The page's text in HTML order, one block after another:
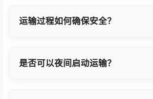
货物特性推荐最优方案。
运输过程如何确保安全？
忧。
是否可以夜间启动运输？